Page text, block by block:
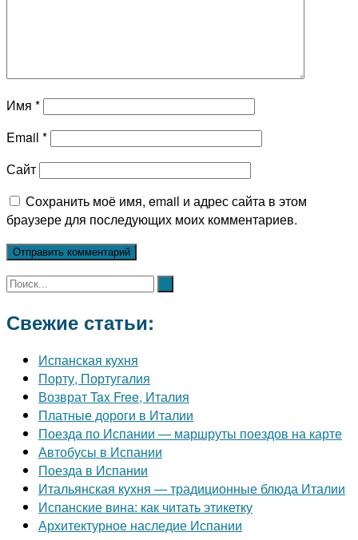
Имя *
Email *
Сайт
Сохранить моё имя, email и адрес сайта в этом
браузере для последующих моих комментариев.
Свежие статьи:
Испанская кухня
Порту, Португалия
Возврат Tax Free, Италия
Платные дороги в Италии
Поезда по Испании — маршруты поездов на карте
Автобусы в Испании
Поезда в Испании
Итальянская кухня — традиционные блюда Италии
Испанские вина: как читать этикетку
Архитектурное наследие Испании